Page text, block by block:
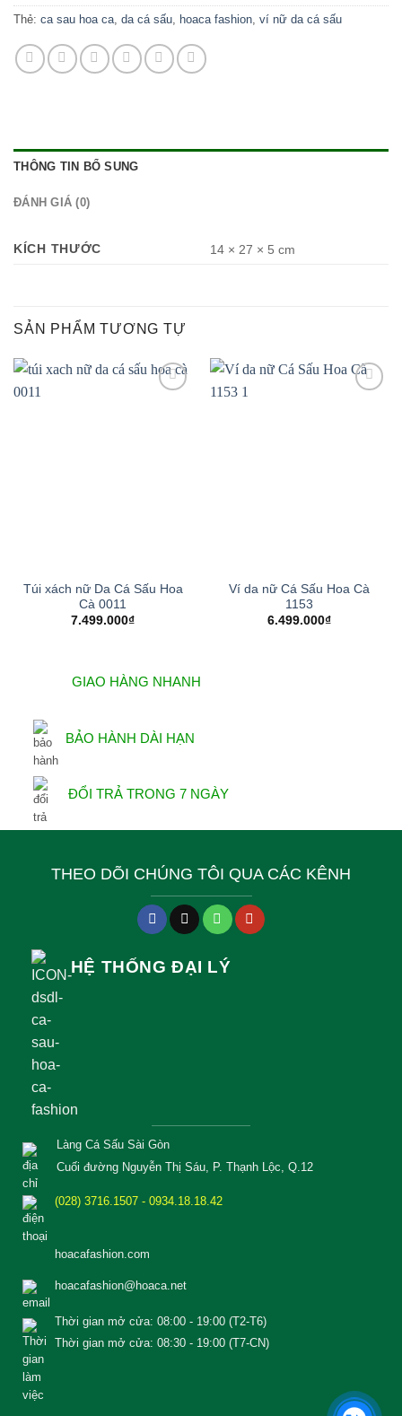
Thẻ: ca sau hoa ca da cá sấu hoaca fashion ví nữ da cá sấu
THÔNG TIN BỔ SUNG
ĐÁNH GIÁ (0)
KÍCH THƯỚC 14 × 27 × 5 cm
SẢN PHẨM TƯƠNG TỰ
Túi xách nữ Da Cá Sấu Hoa
Cà 0011
7.499.000₫
Ví da nữ Cá Sấu Hoa Cà
1153
6.499.000₫
GIAO HÀNG NHANH
BẢO HÀNH DÀI HẠN
ĐỔI TRẢ TRONG 7 NGÀY
THEO DÕI CHÚNG TÔI QUA CÁC KÊNH
HỆ THỐNG ĐẠI LÝ
Làng Cá Sấu Sài Gòn
Cuối đường Nguyễn Thị Sáu, P. Thạnh Lộc, Q.12
(028) 3716.1507 - 0934.18.18.42
hoacafashion.com
hoacafashion@hoaca.net
Thời gian mở cửa: 08:00 - 19:00 (T2-T6)
Thời gian mở cửa: 08:30 - 19:00 (T7-CN)